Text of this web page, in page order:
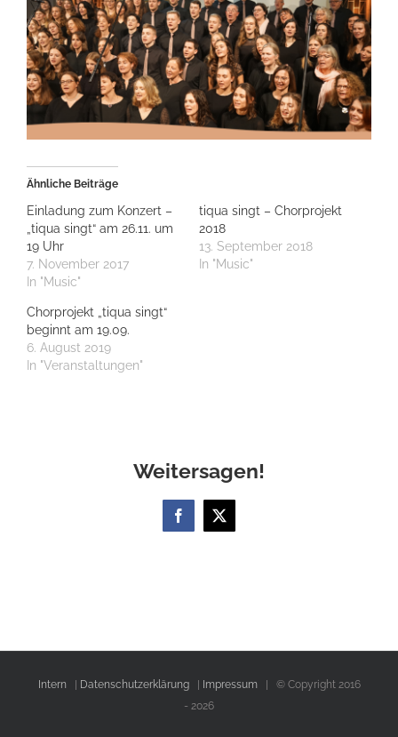
Ähnliche Beiträge
Einladung zum Konzert –
„tiqua singt“ am 26.11. um
19 Uhr
7. November 2017
In "Music"
tiqua singt – Chorprojekt
2018
13. September 2018
In "Music"
Chorprojekt „tiqua singt“
beginnt am 19.09.
6. August 2019
In "Veranstaltungen"
Weitersagen!
Facebook
X
Intern Datenschutzerklärung| Impressum| © Copyright 2016
- 2026